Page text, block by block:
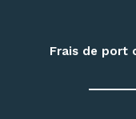
Préparez
avec notre matériel
gaz à visser,
Frais de port